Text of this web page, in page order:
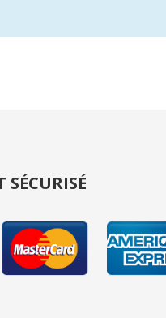
SÉCURISÉ